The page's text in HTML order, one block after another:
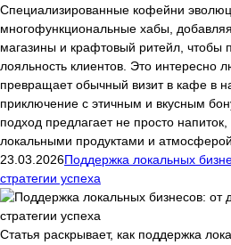
Специализированные кофейни
многофункциональные хабы,
магазины и крафтовый ритейл, чтобы
лояльность клиентов. Это интересно
превращает обычный визит в кафе в
приключение с этичным и вкусным
подход предлагает не просто
локальными продуктами и
23.03.2026Поддержка локальных
стратегии успеха
Статья раскрывает, как поддержка